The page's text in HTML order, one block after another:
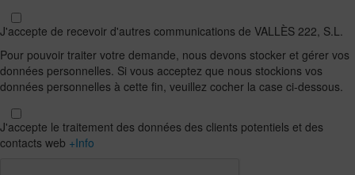
J'accepte de recevoir d'autres communications de VALLÈS 222, S.L.
Pour pouvoir traiter votre demande, nous devons stocker et gérer vos
données personnelles. Si vous acceptez que nous stockions vos
données personnelles à cette fin, veuillez cocher la case ci-dessous.
J'accepte le traitement des données des clients potentiels et des
contacts web +Info